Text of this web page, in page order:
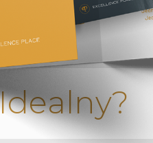
dealny?